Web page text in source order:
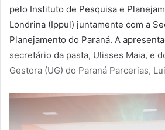
pelo Instituto de Pesquisa e
Londrina (Ippul) juntamente com a
Planejamento do Paraná. A
secretário da pasta, Ulisses Maia, e
Gestora (UG) do Paraná Parcerias,